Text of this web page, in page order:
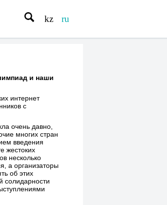
kz ru
и наши
интернет
с
очень давно,
многих стран
введения
жестоких
несколько
а организаторы
об этих
солидарности